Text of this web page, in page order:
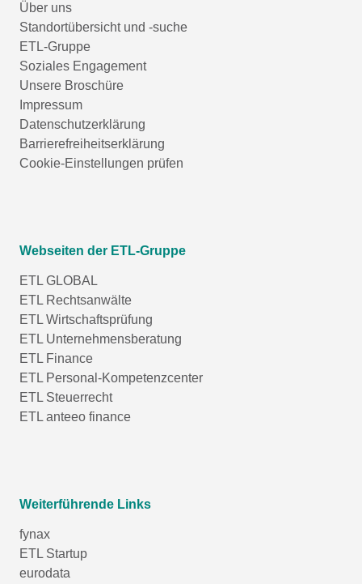
Über uns
Standortübersicht und -suche
ETL-Gruppe
Soziales Engagement
Unsere Broschüre
Impressum
Datenschutzerklärung
Barrierefreiheitserklärung
Cookie-Einstellungen prüfen
Webseiten der ETL-Gruppe
ETL GLOBAL
ETL Rechtsanwälte
ETL Wirtschaftsprüfung
ETL Unternehmensberatung
ETL Finance
ETL Personal-Kompetenzcenter
ETL Steuerrecht
ETL anteeo finance
Weiterführende Links
fynax
ETL Startup
eurodata